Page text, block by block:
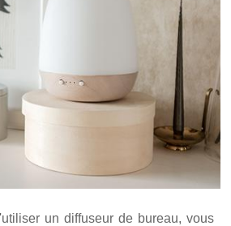
un diffuseur de bureau, vous